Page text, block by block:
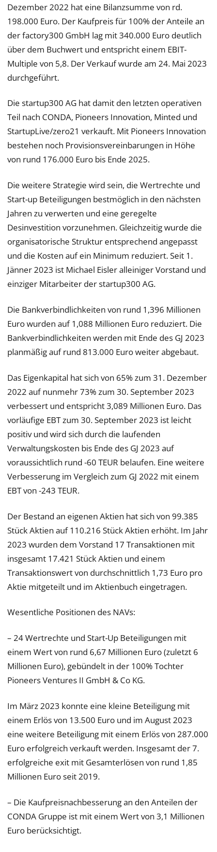
Dezember 2022 hat eine Bilanzsumme von rd.
198.000 Euro. Der Kaufpreis für 100% der Anteile an
der factory300 GmbH lag mit 340.000 Euro deutlich
über dem Buchwert und entspricht einem EBIT-
Multiple von 5,8. Der Verkauf wurde am 24. Mai 2023
durchgeführt.
Die startup300 AG hat damit den letzten operativen
Teil nach CONDA, Pioneers Innovation, Minted und
StartupLive/zero21 verkauft. Mit Pioneers Innovation
bestehen noch Provisionsvereinbarungen in Höhe
von rund 176.000 Euro bis Ende 2025.
Die weitere Strategie wird sein, die Wertrechte und
Start-up Beteiligungen bestmöglich in den nächsten
Jahren zu verwerten und eine geregelte
Desinvestition vorzunehmen. Gleichzeitig wurde die
organisatorische Struktur entsprechend angepasst
und die Kosten auf ein Minimum reduziert. Seit 1.
Jänner 2023 ist Michael Eisler alleiniger Vorstand und
einziger Mitarbeiter der startup300 AG.
Die Bankverbindlichkeiten von rund 1,396 Millionen
Euro wurden auf 1,088 Millionen Euro reduziert. Die
Bankverbindlichkeiten werden mit Ende des GJ 2023
planmäßig auf rund 813.000 Euro weiter abgebaut.
Das Eigenkapital hat sich von 65% zum 31. Dezember
2022 auf nunmehr 73% zum 30. September 2023
verbessert und entspricht 3,089 Millionen Euro. Das
vorläufige EBT zum 30. September 2023 ist leicht
positiv und wird sich durch die laufenden
Verwaltungskosten bis Ende des GJ 2023 auf
voraussichtlich rund -60 TEUR belaufen. Eine weitere
Verbesserung im Vergleich zum GJ 2022 mit einem
EBT von -243 TEUR.
Der Bestand an eigenen Aktien hat sich von 99.385
Stück Aktien auf 110.216 Stück Aktien erhöht. Im Jahr
2023 wurden dem Vorstand 17 Transaktionen mit
insgesamt 17.421 Stück Aktien und einem
Transaktionswert von durchschnittlich 1,73 Euro pro
Aktie mitgeteilt und im Aktienbuch eingetragen.
Wesentliche Positionen des NAVs:
– 24 Wertrechte und Start-Up Beteiligungen mit
einem Wert von rund 6,67 Millionen Euro (zuletzt 6
Millionen Euro), gebündelt in der 100% Tochter
Pioneers Ventures II GmbH & Co KG.
Im März 2023 konnte eine kleine Beteiligung mit
einem Erlös von 13.500 Euro und im August 2023
eine weitere Beteiligung mit einem Erlös von 287.000
Euro erfolgreich verkauft werden. Insgesamt der 7.
erfolgreiche exit mit Gesamterlösen von rund 1,85
Millionen Euro seit 2019.
– Die Kaufpreisnachbesserung an den Anteilen der
CONDA Gruppe ist mit einem Wert von 3,1 Millionen
Euro berücksichtigt.